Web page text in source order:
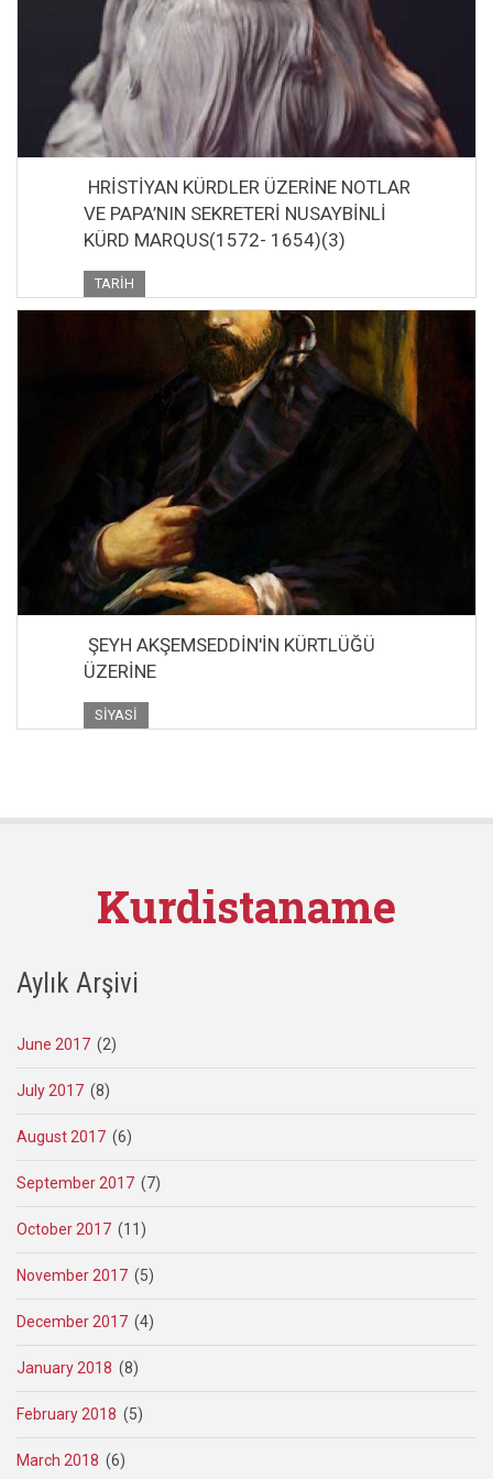
HRİSTİYAN KÜRDLER ÜZERİNE NOTLAR
VE PAPA’NIN SEKRETERİ NUSAYBİNLİ
KÜRD MARQUS(1572- 1654)(3)
TARIH
ŞEYH AKŞEMSEDDİN'İN KÜRTLÜĞÜ
ÜZERİNE
SIYASI
Kurdistaname
Aylık Arşivi
June 2017 (2)
July 2017 (8)
August 2017 (6)
September 2017 (7)
October 2017 (11)
November 2017 (5)
December 2017 (4)
January 2018 (8)
February 2018 (5)
March 2018 (6)